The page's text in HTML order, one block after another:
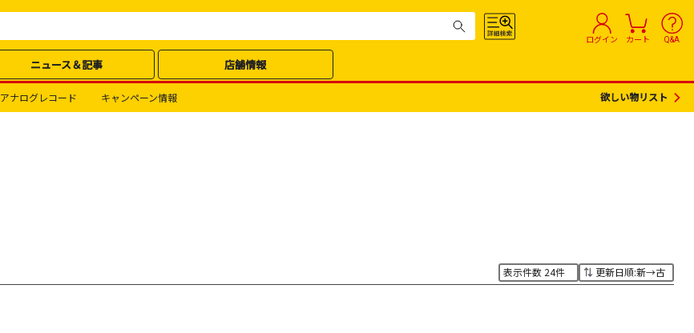
ログイン カート Q&A
ニュース＆記事 店舗情報
アナログレコード キャンペーン情報 欲しい物リスト